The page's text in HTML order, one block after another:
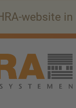
website in